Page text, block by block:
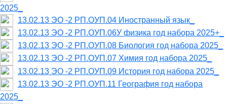
2025_
13.02.13 ЭО -2 РП.ОУП.04 Иностранный язык_
13.02.13 ЭО -2 РП.ОУП.06У физика год набора 2025+_
13.02.13 ЭО -2 РП.ОУП.08 Биология год набора 2025_
13.02.13 ЭО -2 РП.ОУП.07 Химия год набора 2025_
13.02.13 ЭО -2 РП.ОУП.09 История год набора 2025_
13.02.13 ЭО -2 РП.ОУП.11 География год набора
2025_